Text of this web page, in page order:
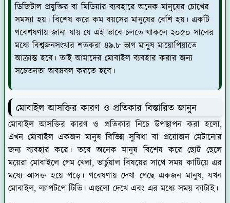
ডিজিটাল প্রযুক্তির বা মিডিয়ার ব্যবহারে অনেক মানুষের চোখের
সমস্যা হয়। বিশেষ করে কম বয়সের মানুষের বেশি হয়। একটি
গবেশষণায় জানা যায় যে এই ভাবে চলতে থাকলে ২০৫০ সালের
মধ্যে বিশ্বজনসংখার শতকরা ৪৯.৮ ভাগ মানুষ মায়োপিয়াতে
আক্রান্ত হবে। তাই আমাদের মোবাইল ব্যবহার করার জন্য
সচেতনতা অবম্লবল করতে হবে।
মোবাইল আসক্তির কারণ ও প্রতিকার বিস্তারিত জানুন
মোবাইল আসক্তির কারণ ও প্রতিকার নিচে উপস্থাপন করা হলো,
এখন মোবাইল একজন মানুষ বিভিন্ন সুবিধা বা প্রয়োজন মেটানোর
জন্য ব্যবহার করে। তবে অনেক মানুষ বিশেষ করে ছোট ছেলে
ময়েরা মোবাইলে গেম খেলা, ভার্চুয়াল বিষয়ের সাথে সময় কাটিয়ে এর
মধ্যে আসক্ত হয়ে পড়ে। গবেষণায় দেখা গেছে একজন মানুষ, যখন
মোবাইল, ল্যাপটপে টিভি। এগুলো দেখে এবং এর মধ্যে সময় কাটাই।